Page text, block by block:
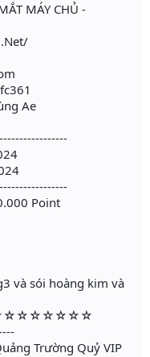
MÁY CHỦ -
Ae
Point
và sói hoàng kim và
Trường Quỷ VIP